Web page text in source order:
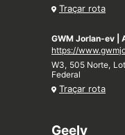
Traçar rota
GWM Jorlan-ev |
https://
W3, 505 Norte,
Federal
Traçar rota
Geely